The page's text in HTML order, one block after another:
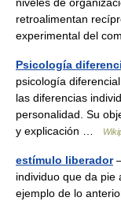
retroalimentan
experimental del
Psicología
psicología
las diferencias
personalidad. Su
y explicación …
estímulo liberador
individuo que da pie
ejemplo de lo